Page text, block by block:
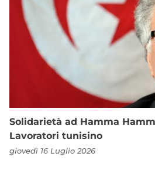
Solidarietà ad Hamma
Lavoratori tunisino
giovedì 16 Luglio 2026